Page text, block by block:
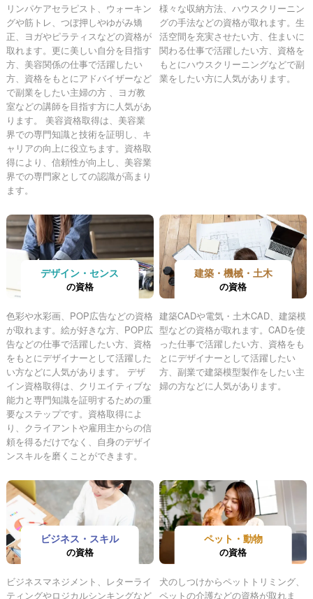
リンパケアセラピスト、ウォーキン
グや筋トレ、つぼ押しやゆがみ矯
正、ヨガやピラティスなどの資格が
取れます。更に美しい自分を目指す
方、美容関係の仕事で活躍したい
方、資格をもとにアドバイザーなど
で副業をしたい主婦の方 、ヨガ教
室などの講師を目指す方に人気があ
ります。 美容資格取得は、美容業
界での専門知識と技術を証明し、キ
ャリアの向上に役立ちます。資格取
得により、信頼性が向上し、美容業
界での専門家としての認識が高まり
ます。
様々な収納方法、ハウスクリーニン
グの手法などの資格が取れます。生
活空間を充実させたい方、住まいに
関わる仕事で活躍したい方、資格を
もとにハウスクリーニングなどで副
業をしたい方に人気があります。
デザイン・センス
の資格
色彩や水彩画、POP広告などの資格
が取れます。絵が好きな方、POP広
告などの仕事で活躍したい方、資格
をもとにデザイナーとして活躍した
い方などに人気があります。 デザ
イン資格取得は、クリエイティブな
能力と専門知識を証明するための重
要なステップです。資格取得によ
り、クライアントや雇用主からの信
頼を得るだけでなく、自身のデザイ
ンスキルを磨くことができます。
建築・機械・土木
の資格
建築CADや電気・土木CAD、建築模
型などの資格が取れます。CADを使
った仕事で活躍したい方、資格をも
とにデザイナーとして活躍したい
方、副業で建築模型製作をしたい主
婦の方などに人気があります。
ビジネス・スキル
の資格
ビジネスマネジメント、レターライ
ティングやロジカルシンキングなど
ペット・動物
の資格
犬のしつけからペットトリミング、
ペットの介護などの資格が取れま